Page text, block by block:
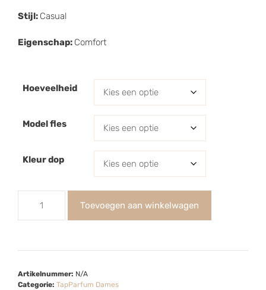
Stijl: Casual
Eigenschap: Comfort
Hoeveelheid
Model fles
Kleur dop
Toevoegen aan winkelwagen
Artikelnummer: N/A
Categorie: TapParfum Dames